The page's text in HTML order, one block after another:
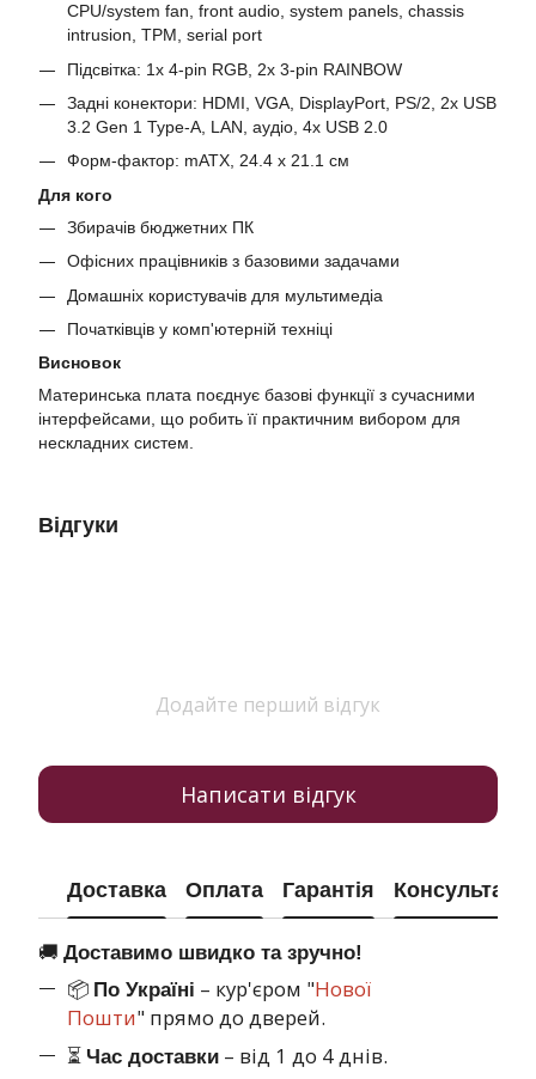
CPU/system fan, front audio, system panels, chassis
intrusion, TPM, serial port
Підсвітка: 1x 4-pin RGB, 2x 3-pin RAINBOW
Задні конектори: HDMI, VGA, DisplayPort, PS/2, 2x USB
3.2 Gen 1 Type-A, LAN, аудіо, 4x USB 2.0
Форм-фактор: mATX, 24.4 x 21.1 см
Для кого
Збирачів бюджетних ПК
Офісних працівників з базовими задачами
Домашніх користувачів для мультимедіа
Початківців у комп'ютерній техніці
Висновок
Материнська плата поєднує базові функції з сучасними
інтерфейсами, що робить її практичним вибором для
нескладних систем.
Відгуки
Додайте перший відгук
Написати відгук
Доставка Оплата Гарантія Консультація
🚚 Доставимо швидко та зручно!
📦 По Україні – кур'єром "Нової
Пошти" прямо до дверей.
⏳ Час доставки – від 1 до 4 днів.